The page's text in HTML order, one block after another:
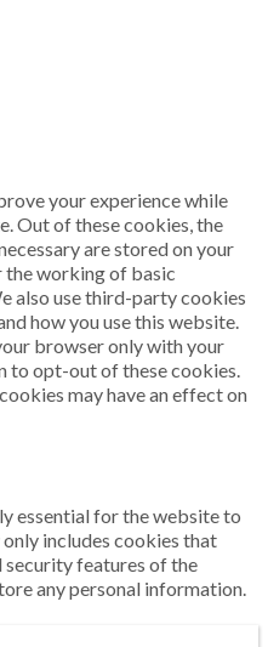
your experience while
Out of these cookies, the
are stored on your
the working of basic
also use third-party cookies
how you use this website.
browser only with your
to opt-out of these cookies.
may have an effect on
essential for the website to
includes cookies that
security features of the
any personal information.